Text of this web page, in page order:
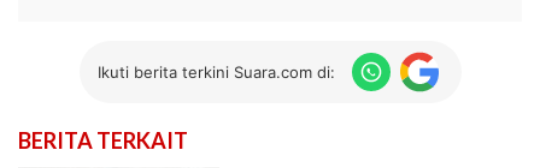
Ikuti berita terkini Suara.com di:
BERITA TERKAIT